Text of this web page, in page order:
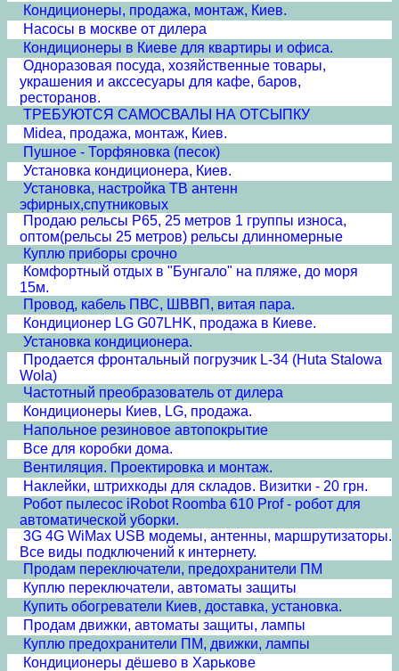
Кондиционеры, продажа, монтаж, Киев.
Насосы в москве от дилера
Кондиционеры в Киеве для квартиры и офиса.
Одноразовая посуда, хозяйственные товары,
украшения и акссесуары для кафе, баров,
ресторанов.
ТРЕБУЮТСЯ САМОСВАЛЫ НА ОТСЫПКУ
Midea, продажа, монтаж, Киев.
Пушное - Торфяновка (песок)
Установка кондиционера, Киев.
Установка, настройка ТВ антенн
эфирных,спутниковых
Продаю рельсы Р65, 25 метров 1 группы износа,
оптом(рельсы 25 метров) рельсы длинномерные
Куплю приборы срочно
Комфортный отдых в "Бунгало" на пляже, до моря
15м.
Провод, кабель ПВС, ШВВП, витая пара.
Кондиционер LG G07LHK, продажа в Киеве.
Установка кондиционера.
Продается фронтальный погрузчик L-34 (Huta Stalowa
Wola)
Частотный преобразователь от дилера
Кондиционеры Киев, LG, продажа.
Напольное резиновое автопокрытие
Все для коробки дома.
Вентиляция. Проектировка и монтаж.
Наклейки, штрихкоды для складов. Визитки - 20 грн.
Робот пылесос iRobot Roomba 610 Prof - робот для
автоматической уборки.
3G 4G WiMax USB модемы, антенны, маршрутизаторы.
Все виды подключений к интернету.
Продам переключатели, предохранители ПМ
Куплю переключатели, автоматы защиты
Купить обогреватели Киев, доставка, установка.
Продам движки, автоматы защиты, лампы
Куплю предохранители ПМ, движки, лампы
Кондиционеры дёшево в Харькове